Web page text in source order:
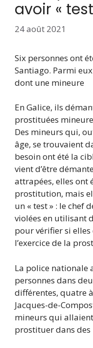
avoir «
24 août 2021
Six personnes ont
Santiago. Parmi
dont une mineure
En Galice, ils
prostituées
Des mineurs qui,
âge, se trouvaient
besoin ont été la
vient d’être
attrapées, elles ont
prostitution, mais
un « test » : le chef
violées en utilisant
pour vérifier si
l’exercice de la
La police nationale
personnes dans
différentes, quatre
Jacques-de-
mineurs qui
prostituer dans des